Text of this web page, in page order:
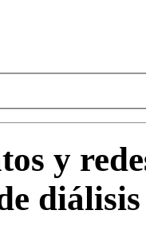
y
diálisis